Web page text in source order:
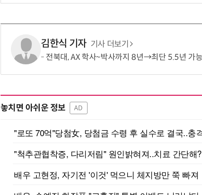
김한식 기자 기사 더보기
전북대, AX 학사~박사까지 8년→최단 5.5년 가
놓치면 아쉬운 정보 AD